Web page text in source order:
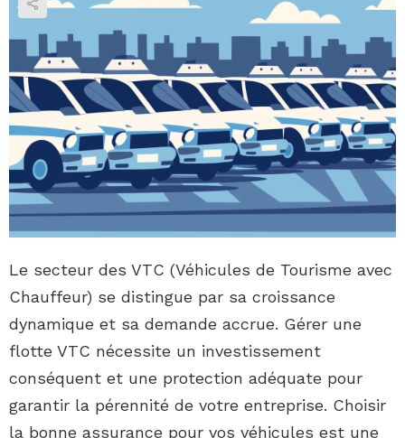
Le secteur des VTC (Véhicules de Tourisme avec
Chauffeur) se distingue par sa croissance
dynamique et sa demande accrue. Gérer une
flotte VTC nécessite un investissement
conséquent et une protection adéquate pour
garantir la pérennité de votre entreprise. Choisir
la bonne assurance pour vos véhicules est une